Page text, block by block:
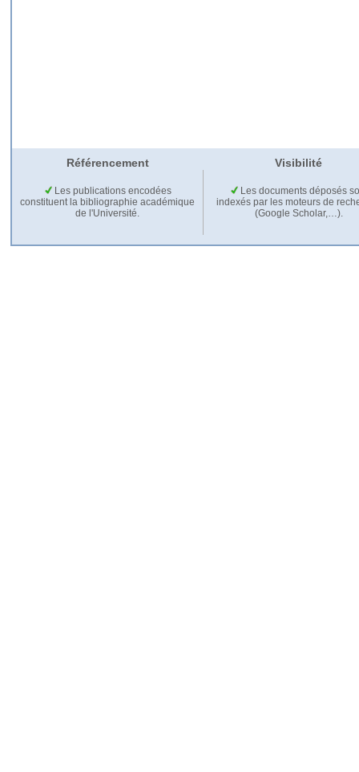
Référencement Visibilité
Les publications encodées
constituent la bibliographie académique
de l'Université.
Les documents déposés
indexés par les moteurs de
(Google Scholar,…).